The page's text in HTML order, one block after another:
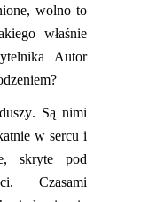
wolno to
właśnie
Autor
Są nimi
w sercu i
skryte pod
Czasami